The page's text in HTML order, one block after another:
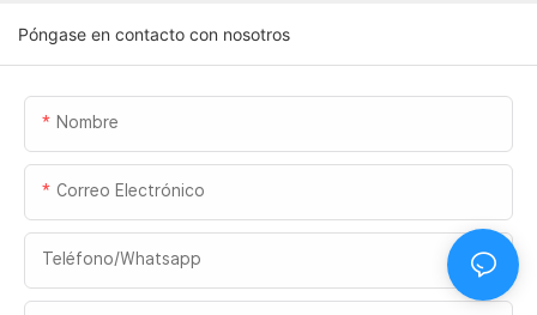
Póngase en contacto con nosotros
Nombre
Correo Electrónico
Teléfono/whatsapp